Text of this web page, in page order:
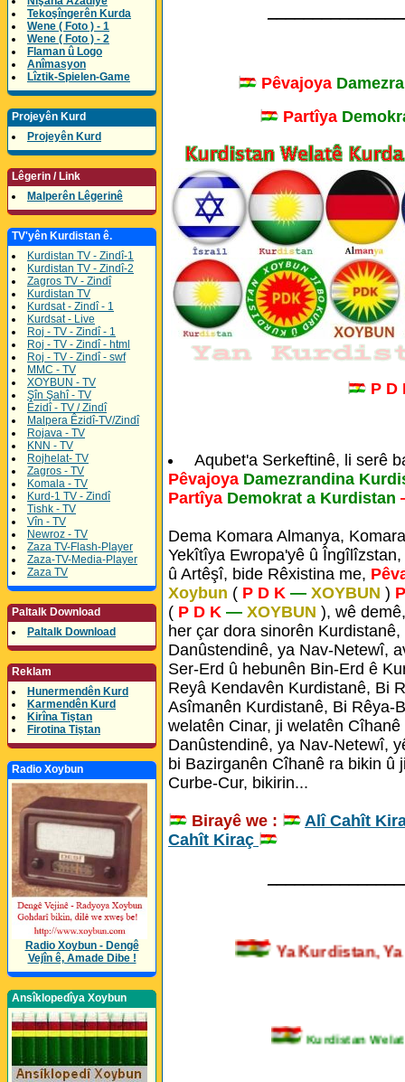
Tekoşîngerên Kurda
Wene ( Foto ) - 1
Wene ( Foto ) - 2
Flaman û Logo
Anîmasyon
Lîztik-Spielen-Game
Projeyên Kurd
Projeyên Kurd
Lêgerin / Link
Malperên Lêgerinê
TV'yên Kurdistan ê.
Kurdistan TV - Zindî-1
Kurdistan TV - Zindî-2
Zagros TV - Zindî
Kurdistan TV
Kurdsat - Zindî - 1
Kurdsat - Live
Roj - TV - Zindî - 1
Roj - TV - Zindî - html
Roj - TV - Zindî - swf
MMC - TV
XOYBUN - TV
Şîn Şahî - TV
Êzidî - TV / Zindî
Malpera Êzidî-TV/Zindî
Rojava - TV
KNN - TV
Rojhelat- TV
Zagros - TV
Komala - TV
Kurd-1 TV - Zindî
Tishk - TV
Vîn - TV
Newroz - TV
Zaza TV-Flash-Player
Zaza-TV-Media-Player
Zaza TV
Paltalk Download
Paltalk Download
Reklam
Hunermendên Kurd
Karmendên Kurd
Kirîna Tiştan
Firotina Tiştan
Radio Xoybun
Radio Xoybun - Dengê
Vejîn ê, Amade Dibe !
Ansîklopedîya Xoybun
Pêvajoya
Partîya
P D
Aqubet'a Serkeftinê, li serê
Pêvajoya Damezrandina
Partîya Demokrat a Kurdistan
Dema Komara Almanya,
Yekîtîya Ewropa'yê û
û Artêşî, bide Rêxistina me,
Xoybun ( P D K — XOYBUN )
( P D K — XOYBUN ), wê
her çar dora sinorên
Danûstendinê, ya Nav-Netewî,
Ser-Erd û hebunên Bin-Erd ê
Reyâ Kendavên Kurdistanê, Bi
Asîmanên Kurdistanê, Bi Rêya-
welatên Cinar, ji welatên
Danûstendinê, ya Nav-Netewî,
bi Bazirganên Cîhanê ra bikin û
Curbe-Cur, bikirin...
Birayê we :
Alî Cahît
Cahît Kiraç
Ya Kurdistan,
Kurdistan Welatê